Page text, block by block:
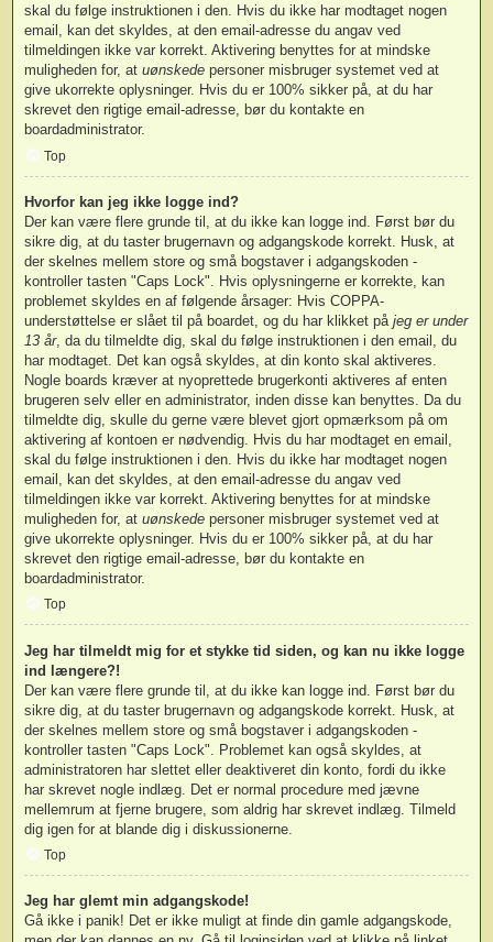
skal du følge instruktionen i den. Hvis du ikke har modtaget nogen
email, kan det skyldes, at den email-adresse du angav ved
tilmeldingen ikke var korrekt. Aktivering benyttes for at mindske
muligheden for, at uønskede personer misbruger systemet ved at
give ukorrekte oplysninger. Hvis du er 100% sikker på, at du har
skrevet den rigtige email-adresse, bør du kontakte en
boardadministrator.
Top
Hvorfor kan jeg ikke logge ind?
Der kan være flere grunde til, at du ikke kan logge ind. Først bør du
sikre dig, at du taster brugernavn og adgangskode korrekt. Husk, at
der skelnes mellem store og små bogstaver i adgangskoden -
kontroller tasten "Caps Lock". Hvis oplysningerne er korrekte, kan
problemet skyldes en af følgende årsager: Hvis COPPA-
understøttelse er slået til på boardet, og du har klikket på jeg er under
13 år, da du tilmeldte dig, skal du følge instruktionen i den email, du
har modtaget. Det kan også skyldes, at din konto skal aktiveres.
Nogle boards kræver at nyoprettede brugerkonti aktiveres af enten
brugeren selv eller en administrator, inden disse kan benyttes. Da du
tilmeldte dig, skulle du gerne være blevet gjort opmærksom på om
aktivering af kontoen er nødvendig. Hvis du har modtaget en email,
skal du følge instruktionen i den. Hvis du ikke har modtaget nogen
email, kan det skyldes, at den email-adresse du angav ved
tilmeldingen ikke var korrekt. Aktivering benyttes for at mindske
muligheden for, at uønskede personer misbruger systemet ved at
give ukorrekte oplysninger. Hvis du er 100% sikker på, at du har
skrevet den rigtige email-adresse, bør du kontakte en
boardadministrator.
Top
Jeg har tilmeldt mig for et stykke tid siden, og kan nu ikke logge
ind længere?!
Der kan være flere grunde til, at du ikke kan logge ind. Først bør du
sikre dig, at du taster brugernavn og adgangskode korrekt. Husk, at
der skelnes mellem store og små bogstaver i adgangskoden -
kontroller tasten "Caps Lock". Problemet kan også skyldes, at
administratoren har slettet eller deaktiveret din konto, fordi du ikke
har skrevet nogle indlæg. Det er normal procedure med jævne
mellemrum at fjerne brugere, som aldrig har skrevet indlæg. Tilmeld
dig igen for at blande dig i diskussionerne.
Top
Jeg har glemt min adgangskode!
Gå ikke i panik! Det er ikke muligt at finde din gamle adgangskode,